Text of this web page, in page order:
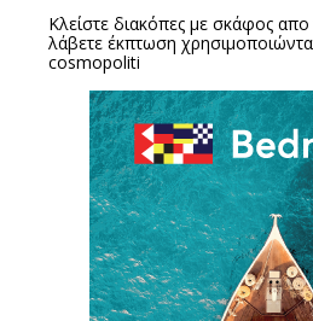
Κλείστε διακόπες με σκάφος απο
λάβετε έκπτωση
cosmopoliti